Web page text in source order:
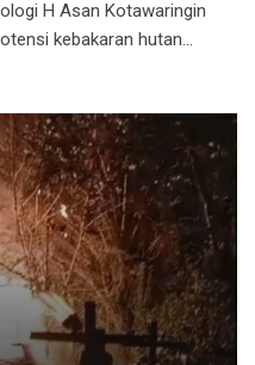
H Asan Kotawaringin
kebakaran hutan…